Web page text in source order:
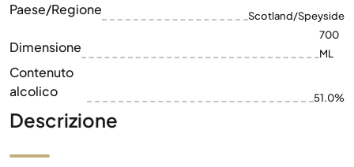
Paese/Regione Scotland/Speyside
Dimensione
700
ML
Contenuto
alcolico
51.0%
Descrizione